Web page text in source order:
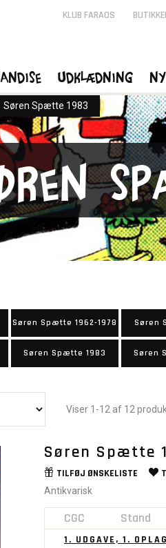
Søren Spætte 1983
Søren Spætte 1962-1978 Søren
Søren Spætte 1983 Søren
Viser 1-12 af 12
Søren Spætte
TILFØJ ØNSKELISTE
Antikvarisk
CGC Stand
1. UDGAVE, 1.
KLUB FARAOS
Udklædning